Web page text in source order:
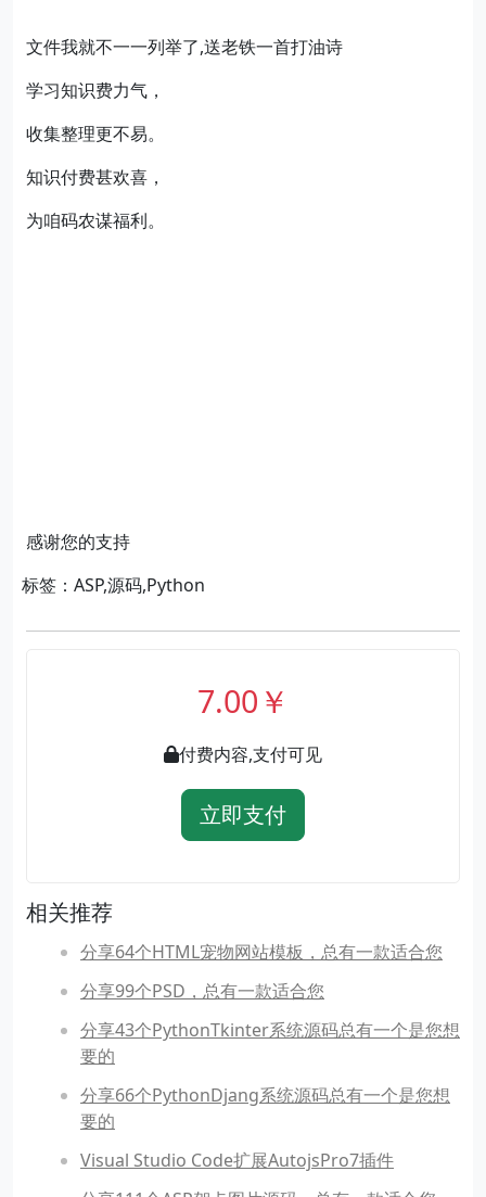
文件我就不一一列举了,送老铁一首打油诗
学习知识费力气，
收集整理更不易。
知识付费甚欢喜，
为咱码农谋福利。
感谢您的支持
标签：ASP,源码,Python
7.00￥
付费内容,支付可见
立即支付
相关推荐
分享64个HTML宠物网站模板，总有一款适合您
分享99个PSD，总有一款适合您
分享43个PythonTkinter系统源码总有一个是您想
要的
分享66个PythonDjang系统源码总有一个是您想
要的
Visual Studio Code扩展AutojsPro7插件